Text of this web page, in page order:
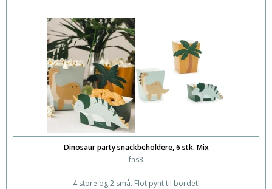
Dinosaur party snackbeholdere, 6 stk. Mix
fns3
4 store og 2 små. Flot pynt til bordet!